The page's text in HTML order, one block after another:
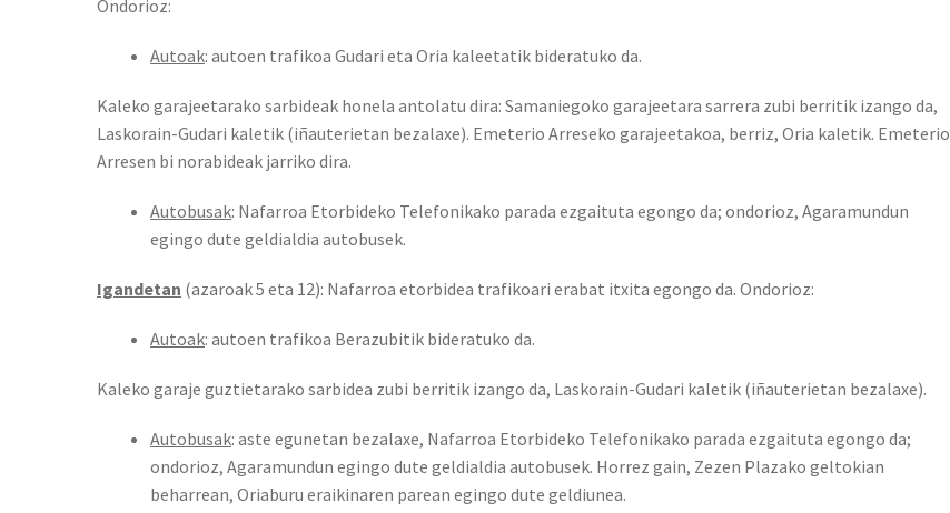
Ondorioz:
Autoak: autoen trafikoa Gudari eta Oria kaleetatik bideratuko da.
Kaleko garajeetarako sarbideak honela antolatu dira: Samaniegoko garajeetara sarrera zubi berritik izango da,
Laskorain-Gudari kaletik (iñauterietan bezalaxe). Emeterio Arreseko garajeetakoa, berriz, Oria kaletik. Emeterio
Arresen bi norabideak jarriko dira.
Autobusak: Nafarroa Etorbideko Telefonikako parada ezgaituta egongo da; ondorioz, Agaramundun
egingo dute geldialdia autobusek.
Igandetan (azaroak 5 eta 12): Nafarroa etorbidea trafikoari erabat itxita egongo da. Ondorioz:
Autoak: autoen trafikoa Berazubitik bideratuko da.
Kaleko garaje guztietarako sarbidea zubi berritik izango da, Laskorain-Gudari kaletik (iñauterietan bezalaxe).
Autobusak: aste egunetan bezalaxe, Nafarroa Etorbideko Telefonikako parada ezgaituta egongo da;
ondorioz, Agaramundun egingo dute geldialdia autobusek. Horrez gain, Zezen Plazako geltokian
beharrean, Oriaburu eraikinaren parean egingo dute geldiunea.